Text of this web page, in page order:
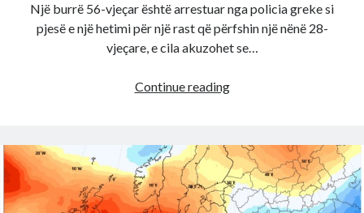
Një burrë 56-vjeçar është arrestuar nga policia greke si
pjesë e një hetimi për një rast që përfshin një nënë 28-
vjeçare, e cila akuzohet se…
Continue readingE
Greqi!
E
ëma
detyronte